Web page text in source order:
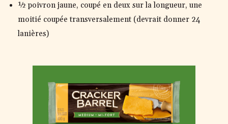
½ poivron jaune, coupé en deux sur la longueur, une
moitié coupée transversalement (devrait donner 24
lanières)